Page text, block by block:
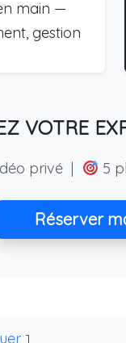
main —
gestion
VOTRE
privé | 5
Réserver